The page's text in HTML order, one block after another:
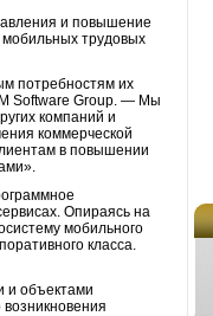
и повышение
трудовых
потребностям их
Software Group. — Мы
компаний и
коммерческой
в повышении
Опираясь на
мобильного
класса.
и объектами